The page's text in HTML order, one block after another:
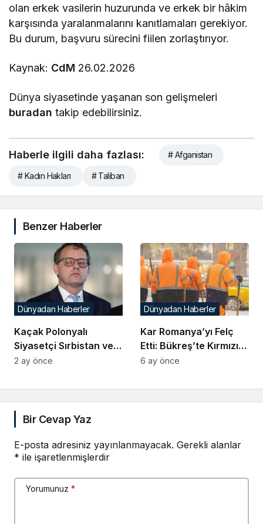
olan erkek vasilerin huzurunda ve erkek bir hâkim
karşısında yaralanmalarını kanıtlamaları gerekiyor.
Bu durum, başvuru sürecini fiilen zorlaştırıyor.
Kaynak: CdM 26.02.2026
Dünya siyasetinde yaşanan son gelişmeleri
buradan takip edebilirsiniz.
Haberle ilgili daha fazlası: # Afganistan
# Kadın Hakları # Taliban
Benzer Haberler
Kaçak Polonyalı
Siyasetçi Sırbistan ve
Hırvatistan’da Görüldü
Dünyadan Haberler
2 ay önce
Kar Romanya’yı Felç
Etti: Bükreş’te Kırmızı
Alarm Verildi
Dünyadan Haberler
6 ay önce
Bir Cevap Yaz
E-posta adresiniz yayınlanmayacak. Gerekli alanlar
* ile işaretlenmişlerdir
Yorumunuz *